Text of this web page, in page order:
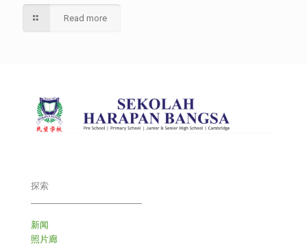
Read more
探索
新闻
照片廊